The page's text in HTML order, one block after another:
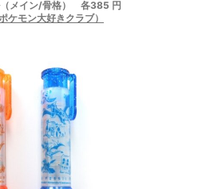
（メイン/骨格） 各385 円
ケモン大好きクラブ）